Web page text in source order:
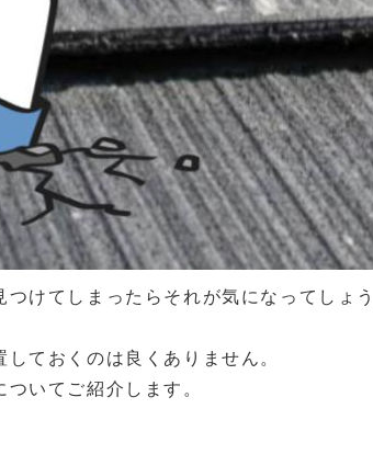
けてしまったらそれが気になってしょ
ておくのは良くありません。
いてご紹介します。